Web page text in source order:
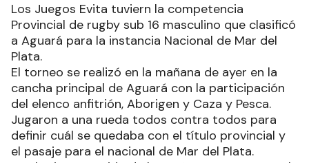
Los Juegos Evita tuviern la competencia
Provincial de rugby sub 16 masculino que clasificó
a Aguará para la instancia Nacional de Mar del
Plata.
El torneo se realizó en la mañana de ayer en la
cancha principal de Aguará con la participación
del elenco anfitrión, Aborigen y Caza y Pesca.
Jugaron a una rueda todos contra todos para
definir cuál se quedaba con el título provincial y
el pasaje para el nacional de Mar del Plata.